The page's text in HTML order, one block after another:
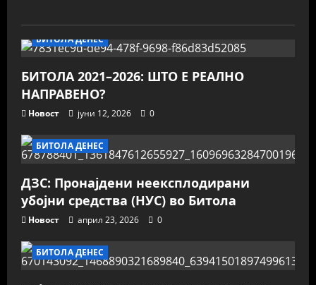
БИТОЛА ДЕНЕС
БИТОЛА 2021–2026: ШТО Е РЕАЛНО
НАПРАВЕНО?
Новост јуни 12, 2026 0
БИТОЛА ДЕНЕС
ДЗС: Пронајдени неексплодирани
убојни средства (НУС) во Битола
Новост април 23, 2026 0
БИТОЛА ДЕНЕС